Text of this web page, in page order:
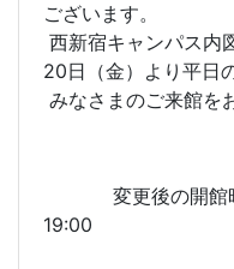
ございます。
西新宿キャンパス内
20日（金）より平日
みなさまのご来館を
変更後の開
19:00
第1・3